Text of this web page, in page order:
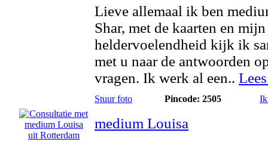
Lieve allemaal ik ben
Shar, met de kaarten en mijn
heldervoelendheid kijk ik
met u naar de antwoorden
vragen. Ik werk al een..
Stuur foto Pincode: 2505 Ik
medium Louisa